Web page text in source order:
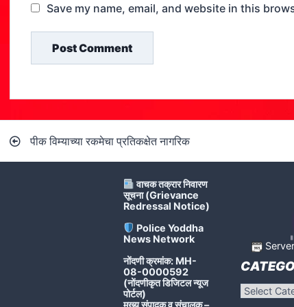
Save my name, email, and website in this
navigation
पीक विम्याच्या रकमेचा प्रतिकक्षेत नागरिक
वाचक तक्रार निवारण
सूचना (Grievance
Redressal Notice)
Police Yoddha
News Network
नोंदणी क्रमांक: MH-
08-0000592
(नोंदणीकृत डिजिटल न्यूज
पोर्टल)
Categories